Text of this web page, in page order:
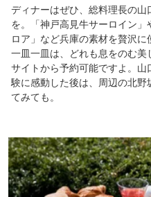
ディナーはぜひ、総料理長の
を。「神戸高見牛サーロイン
ロア」など兵庫の素材を贅沢
一皿一皿は、どれも息をのむ
サイトから予約可能ですよ。
験に感動した後は、周辺の北
てみても。